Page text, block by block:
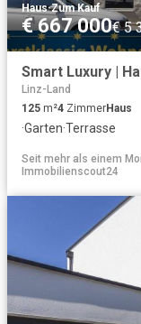
Haus·Zum Kauf
€ 667 000€ 5
Smart Luxury |
Linz-Land
125 m²4 ZimmerHaus
·Garten·Terrasse
Seit mehr als einem
Immobilienscout24